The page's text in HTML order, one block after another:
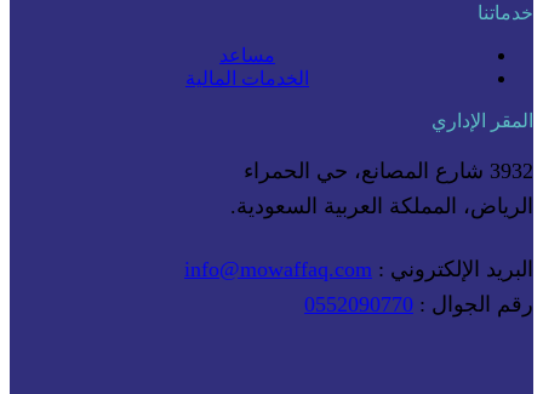
خدماتنا
مساعد
الخدمات المالية
المقر الإداري
3932 شارع المصانع، حي الحمراء
الرياض، المملكة العربية السعودية.
البريد الإلكتروني : info@mowaffaq.com
رقم الجوال : 0552090770